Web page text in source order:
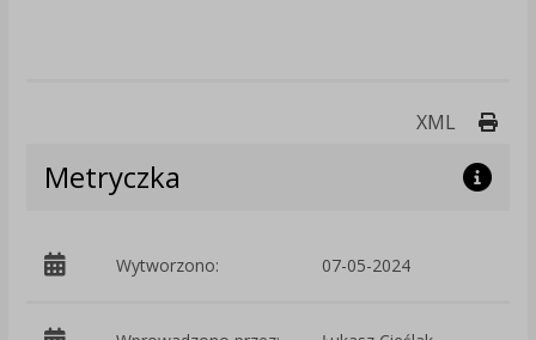
XML
Metryczka
Wytworzono: 07-05-2024